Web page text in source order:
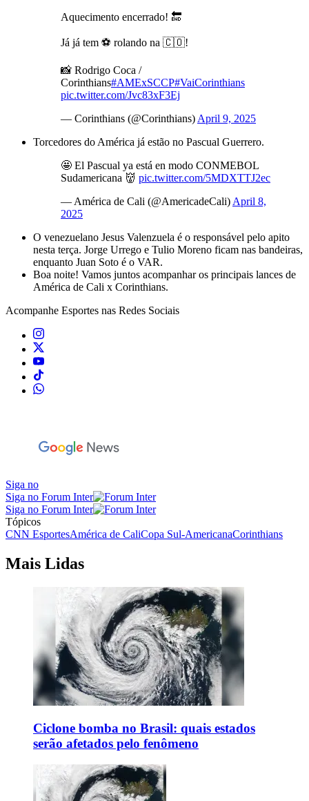
Aquecimento encerrado! 🔚
Já já tem ⚽️ rolando na 🇨🇴!
📸 Rodrigo Coca /
Corinthians#AMExSCCP#VaiCorinthians
pic.twitter.com/Jvc83xF3Ej
— Corinthians (@Corinthians) April 9, 2025
Torcedores do América já estão no Pascual Guerrero.
🤩 El Pascual ya está en modo CONMEBOL
Sudamericana 👹 pic.twitter.com/5MDXTTJ2ec
— América de Cali (@AmericadeCali) April 8,
2025
O venezuelano Jesus Valenzuela é o responsável pelo apito
nesta terça. Jorge Urrego e Tulio Moreno ficam nas bandeiras,
enquanto Juan Soto é o VAR.
Boa noite! Vamos juntos acompanhar os principais lances de
América de Cali x Corinthians.
Acompanhe Esportes nas Redes Sociais
Siga no
Siga no Forum Inter
Siga no Forum Inter
Tópicos
CNN EsportesAmérica de CaliCopa Sul-AmericanaCorinthians
Mais Lidas
Ciclone bomba no Brasil: quais estados
serão afetados pelo fenômeno